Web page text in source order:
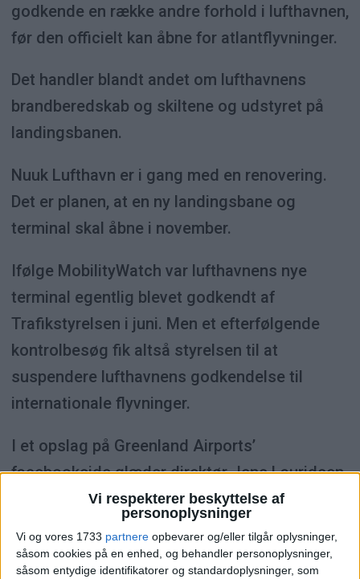
Vi respekterer beskyttelse af
personoplysninger
Vi og vores 1733 partnere opbevarer og/eller tilgår oplysninger,
såsom cookies på en enhed, og behandler personoplysninger,
såsom entydige identifikatorer og standardoplysninger, som
godkende en række andre forhold i lufthavnen,
før den officielt kan åbne for atlantflyvninger.
Det handler blandt andet om lufthavnens
brandberedskab og skiltene og udstyret på
landingsbanen.
Nuuk Lufthavn er i gang med en renovering.
Det er planen, at en ny landingsbane og
terminal skal åbne i november.
Ifølge MobilityWatch var lufthavnens nye
terminal egentlig blevet godkendt af
Trafikstyrelsen i juni. Men et efterfølgende
kontrolbesøg fik altså styrelsen til at
suspendere lufthavnens godkendelse til
internationale flyvninger.
I et opslag på Greenland Airports’
facebookside glæder direktør Jens Lauridsen
sig over, at lufthavnen bestod det seneste
– Nu kan vi fokusere på slutspurten i forhold